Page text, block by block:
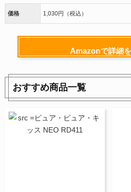
価格 1,030円（税込）
Amazonで詳細
おすすめ商品一覧